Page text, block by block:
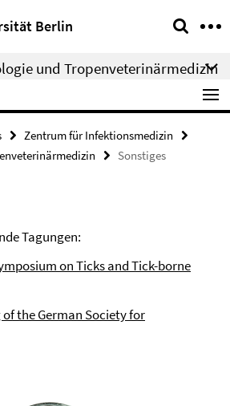
Berlin
und Tropenveterinärmedizin
Zentrum für Infektionsmedizin
Sonstiges
Tagungen:
on Ticks and Tick-borne
the German Society for